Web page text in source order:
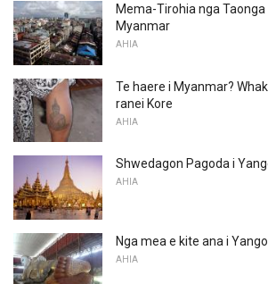
Mema-Tirohia nga Taonga
Myanmar
AHIA
Te haere i Myanmar?
ranei Kore
AHIA
Shwedagon Pagoda i
AHIA
Nga mea e kite ana i
AHIA